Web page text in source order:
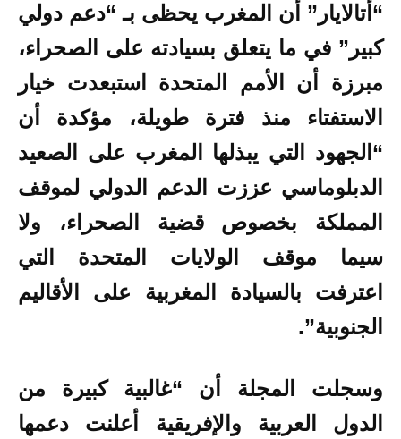
“أتالايار” أن المغرب يحظى بـ “دعم دولي
كبير” في ما يتعلق بسيادته على الصحراء،
مبرزة أن الأمم المتحدة استبعدت خيار
الاستفتاء منذ فترة طويلة، مؤكدة أن
“الجهود التي يبذلها المغرب على الصعيد
الدبلوماسي عززت الدعم الدولي لموقف
المملكة بخصوص قضية الصحراء، ولا
سيما موقف الولايات المتحدة التي
اعترفت بالسيادة المغربية على الأقاليم
الجنوبية”.
وسجلت المجلة أن “غالبية كبيرة من
الدول العربية والإفريقية أعلنت دعمها